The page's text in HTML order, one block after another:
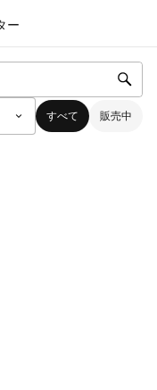
ー
すべて 販売中